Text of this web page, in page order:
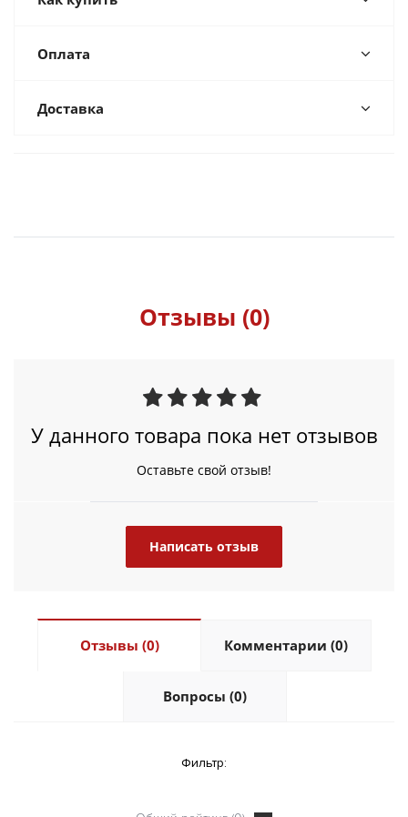
Оплата
Доставка
Отзывы (0)
У данного товара пока нет отзывов
Оставьте свой отзыв!
Написать отзыв
Отзывы (0) Комментарии (0)
Вопросы (0)
Фильтр: